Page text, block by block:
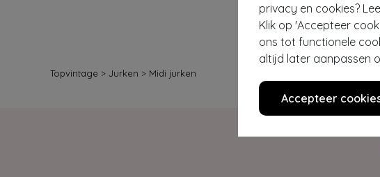
privacy en cookies?
Klik op 'Accepteer
ons tot functionele
altijd later aanpassen
Accepteer
Topvintage > Jurken > Midi jurken